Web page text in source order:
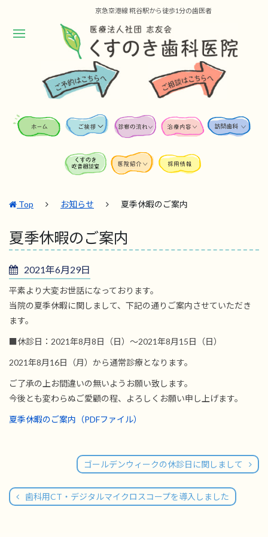
京急空港線 糀谷駅から徒歩1分の歯医者
Top お知らせ 夏季休暇のご案内
夏季休暇のご案内
2021年6月29日
平素より大変お世話になっております。
当院の夏季休暇に関しまして、下記の通りご案内させていただき
ます。
■休診日：2021年8月8日（日）〜2021年8月15日（日）
2021年8月16日（月）から通常診療となります。
ご了承の上お間違いの無いようお願い致します。
今後とも変わらぬご愛顧の程、よろしくお願い申し上げます。
夏季休暇のご案内（PDFファイル）
ゴールデンウィークの休診日に関しまして
歯科用CT・デジタルマイクロスコープを導入しました